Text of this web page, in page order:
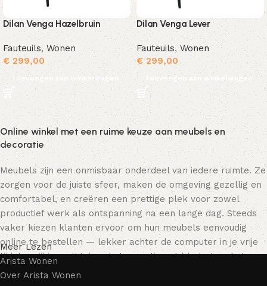
Dilan Venga Hazelbruin
Fauteuils,Wonen
€299,00
Toevoegen aan winkelwagen
Dilan Venga Lever
Fauteuils, Wonen
€299,00
Toevoegen aan winkelwagen
Online winkel met een ruime keuze aan meubels en
decoratie
Meubels zijn een onmisbaar onderdeel van iedere ruimte. Ze
zorgen voor de juiste sfeer, maken de omgeving gezellig en
comfortabel, en creëren een prettige plek voor zowel
productief werk als ontspanning na een lange dag. Steeds
vaker kiezen klanten ervoor om hun meubels eenvoudig
online te bestellen — lekker achter de computer in je vrije
tijd, terwijl je rustig door het assortiment bladert en het
meubelstuk kiest dat bij je past. Onze online winkel biedt
Meer Lezen
Arista Wonen
Over Arista Wonen